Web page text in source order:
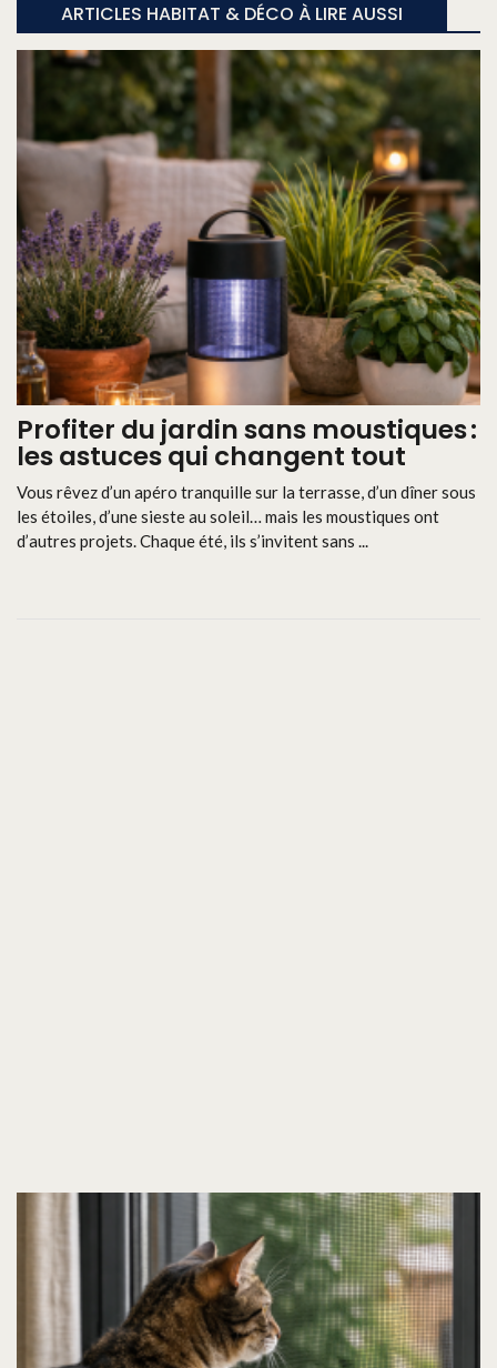
ARTICLES HABITAT & DÉCO À LIRE AUSSI
Profiter du jardin sans moustiques :
les astuces qui changent tout
Vous rêvez d’un apéro tranquille sur la terrasse, d’un dîner sous
les étoiles, d’une sieste au soleil… mais les moustiques ont
d’autres projets. Chaque été, ils s’invitent sans ...